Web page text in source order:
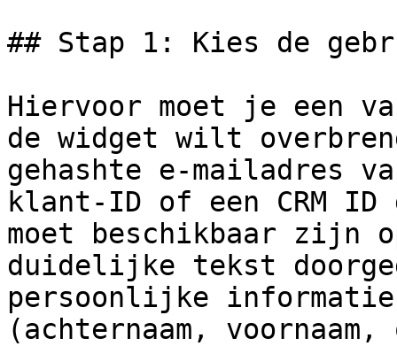
## Stap 1: Kies de
Hiervoor moet je een
de widget wilt
gehashte e-mailadres
klant-ID of een CRM
moet beschikbaar zijn
duidelijke tekst
persoonlijke
(achternaam,